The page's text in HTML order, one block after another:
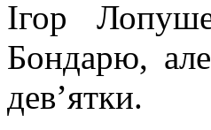
Ігор
Бондарю,
дев’ятки.